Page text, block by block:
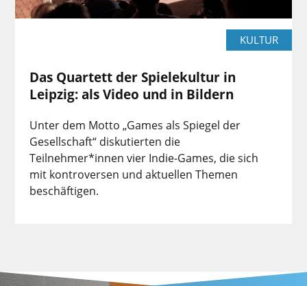
KULTUR
Das Quartett der Spielekultur in
Leipzig: als Video und in Bildern
Unter dem Motto „Games als Spiegel der
Gesellschaft“ diskutierten die
Teilnehmer*innen vier Indie-Games, die sich
mit kontroversen und aktuellen Themen
beschäftigen.